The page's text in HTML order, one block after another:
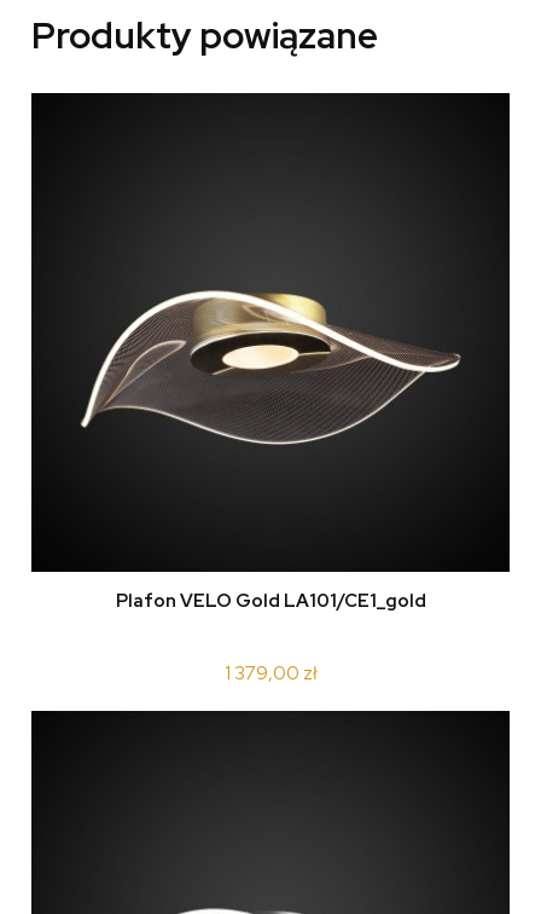
Produkty powiązane
Plafon VELO Gold LA101/CE1_gold
1 379,00 zł